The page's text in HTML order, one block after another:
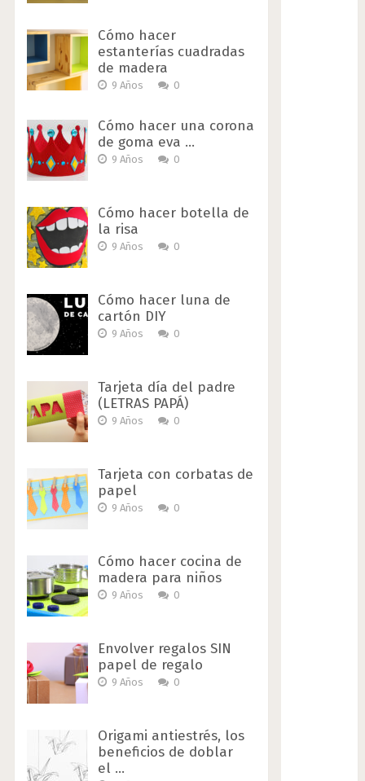
Cómo hacer
estanterías cuadradas
de madera
9 Años 0
Cómo hacer una corona
de goma eva …
9 Años 0
Cómo hacer botella de
la risa
9 Años 0
Cómo hacer luna de
cartón DIY
9 Años 0
Tarjeta día del padre
(LETRAS PAPÁ)
9 Años 0
Tarjeta con corbatas de
papel
9 Años 0
Cómo hacer cocina de
madera para niños
9 Años 0
Envolver regalos SIN
papel de regalo
9 Años 0
Origami antiestrés, los
beneficios de doblar
el …